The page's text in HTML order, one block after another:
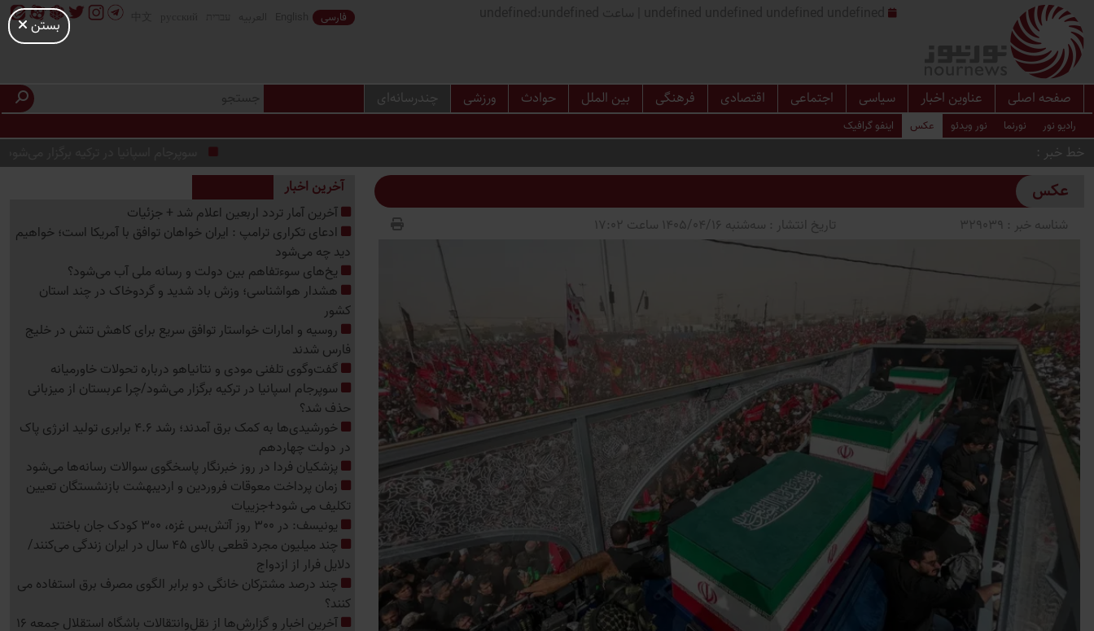
فارسی
صفحه اصلی عناوین اخبار سیاسی اجتماعی اقتصادی فرهنگی بین الملل حوادث ورزشی چندرسانه‌ای
رادیو نور نورنما نور ویدئو عکس اینفو گرافیک
خط خبر سوپرجام اسپانیا در ترکیه برگزار می‌شود/چرا
عکس
شناسه خبر : 329039 تاریخ انتشار : سه‌شنبه 1405/04/16 ساعت 17:02
بستن
آخرین اخبار
آخرین آمار تردد اربعین اعلام شد + جزئیات
ادعای تکراری ترامپ : ایران خواهان توافق با آمریکا است؛ خواهیم
دید چه می‌شود
یخ‌های سوءتفاهم بین دولت و رسانه ملی آب می‌شود؟
هشدار هواشناسی؛ وزش باد شدید و گردوخاک در چند استان
کشور
روسیه و امارات خواستار توافق سریع برای کاهش تنش در خلیج
فارس شدند
گفت‌وگوی تلفنی مودی و نتانیاهو درباره تحولات خاورمیانه
سوپرجام اسپانیا در ترکیه برگزار می‌شود/چرا عربستان از میزبانی
حذف شد؟
خورشیدی‌ها به کمک برق آمدند؛ رشد 4.6 برابری تولید انرژی پاک
در دولت چهاردهم
پزشکیان فردا در روز خبرنگار پاسخگوی سوالات رسانه‌ها می‌شود
زمان پرداخت معوقات فروردین و اردیبهشت بازنشستگان تعیین
تکلیف می شود+جزییات
یونیسف: در 300 روز آتش‌بس غزه، 300 کودک جان باختند
چند میلیون مجرد قطعی بالای 45 سال در ایران زندگی می‌کنند/
دلایل فرار از ازدواج
چند درصد مشترکان خانگی دو برابر الگوی مصرف برق استفاده می
کنند؟
آخرین اخبار و گزارش‌ها از نقل‌وانتقالات باشگاه استقلال جمعه 16